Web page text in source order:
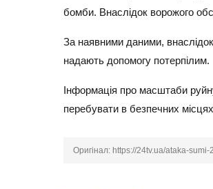
бомби. Внаслідок ворожого
За наявними даними,
надають допомогу потерпілим.
Інформація про масштаби
перебувати в безпечних
Оригінал: https://24tv.ua/ataka-